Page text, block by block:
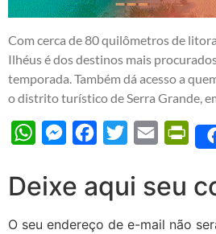
Com cerca de 80 quilômetros de
Ilhéus é dos destinos mais
temporada. Também dá acesso a
o distrito turístico de Serra Grande,
WhatsAppMessengerFacebook
Twitter Email
Deixe aqui seu
O seu endereço de e-mail não